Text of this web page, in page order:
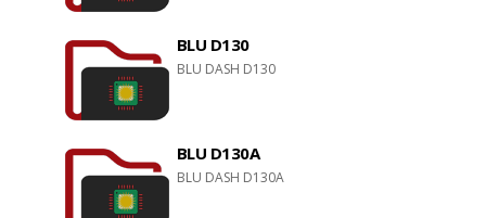
BLU D130
BLU DASH D130
BLU D130A
BLU DASH D130A